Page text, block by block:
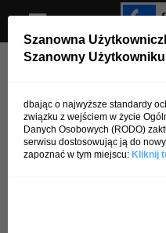
Strona główna Zdrowie
Alergiczne
Przezadmin - 14 lipca 2016
Szanowna
Szanowny
dbając o najwyższe standardy
związku z wejściem w życie
Danych Osobowych (RODO)
serwisu dostosowując ją do
zapoznać w tym miejscu: Kliknij